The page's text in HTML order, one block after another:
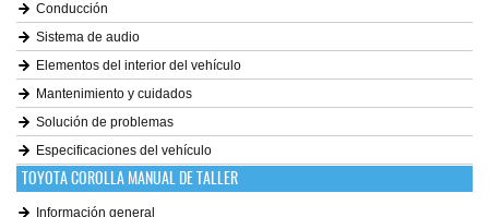
Conducción
Sistema de audio
Elementos del interior del vehículo
Mantenimiento y cuidados
Solución de problemas
Especificaciones del vehículo
TOYOTA COROLLA MANUAL DE TALLER
Información general